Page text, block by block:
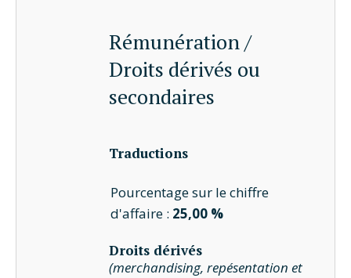
Rémunération /
Droits dérivés ou
secondaires
Traductions
Pourcentage sur le chiffre
d'affaire : 25,00 %
Droits dérivés
(merchandising, repésentation et